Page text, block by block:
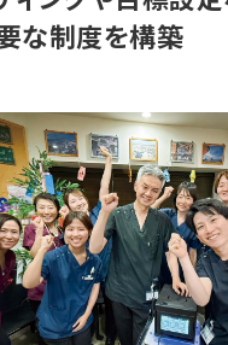
な制度を構築